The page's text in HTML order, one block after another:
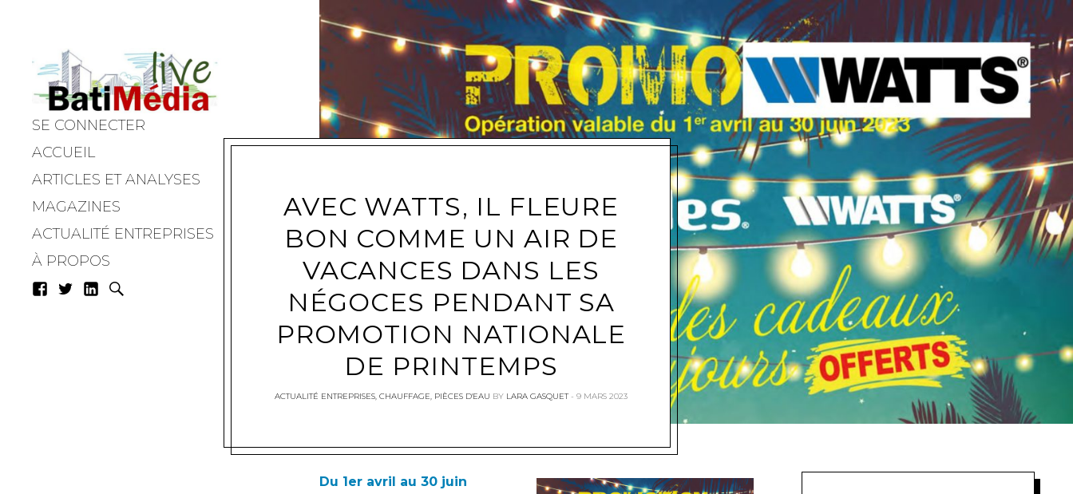
Batimedialive
SE CONNECTER
ACCUEIL
ARTICLES ET ANALYSES
MAGAZINES
ACTUALITÉ ENTREPRISES
À PROPOS
AVEC WATTS, IL FLEURE
BON COMME UN AIR DE
VACANCES DANS LES
NÉGOCES PENDANT SA
PROMOTION NATIONALE
DE PRINTEMPS
ACTUALITÉ ENTREPRISES, CHAUFFAGE, PIÈCES D'EAU BY LARA GASQUET 9 MARS 2023
Du 1er avril au 30 juin